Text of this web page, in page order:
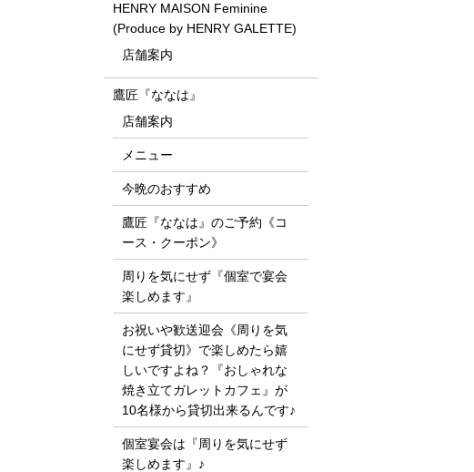
HENRY MAISON Feminine
(Produce by HENRY GALETTE)
店舗案内
鷹匠『ななは』
店舗案内
メニュー
今晩のおすすめ
鷹匠『ななは』のご予約《コ
ース・クーポン》
周りを気にせず『個室で宴会
楽しめます』
お祝いや歓送迎会《周りを気
にせず貸切》で楽しめたら嬉
しいですよね？『おしゃれな
焼き立てガレットカフェ』が
10名様から貸切出来るんです♪
個室宴会は『周りを気にせず
楽しめます』♪